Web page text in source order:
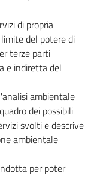
di propria
del potere di
terze parti
e indiretta del
ambientale
dei possibili
svolti e descrive
ambientale
per poter